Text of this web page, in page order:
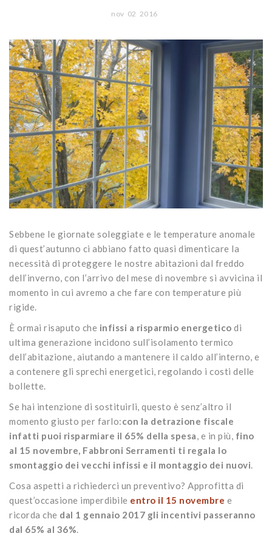
PVC
Porte moderne
Studio Baciocchi
Blindati
Massello
Rivestimenti
Sistemi oscuranti
Persiane in legno
Persiane in PVC
Sportelloni in legno
Zanzariere
nov 02 2016
Sebbene le giornate soleggiate e le temperature anomale
di quest’autunno ci abbiano fatto quasi dimenticare la
necessità di proteggere le nostre abitazioni dal freddo
dell’inverno, con l’arrivo del mese di novembre si avvicina il
momento in cui avremo a che fare con temperature più
rigide.
È ormai risaputo che infissi a risparmio energetico di
ultima generazione incidono sull’isolamento termico
dell’abitazione, aiutando a mantenere il caldo all’interno, e
a contenere gli sprechi energetici, regolando i costi delle
bollette.
Se hai intenzione di sostituirli, questo è senz’altro il
momento giusto per farlo:con la detrazione fiscale
infatti puoi risparmiare il 65% della spesa, e in più, fino
al 15 novembre, Fabbroni Serramenti ti regala lo
smontaggio dei vecchi infissi e il montaggio dei nuovi.
Cosa aspetti a richiederci un preventivo? Approfitta di
quest’occasione imperdibile entro il 15 novembre e
ricorda che dal 1 gennaio 2017 gli incentivi passeranno
dal 65% al 36%.